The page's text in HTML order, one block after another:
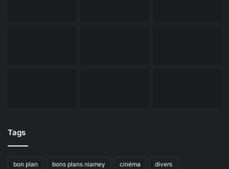
Tags
bon plan bons plans niamey cinéma divers